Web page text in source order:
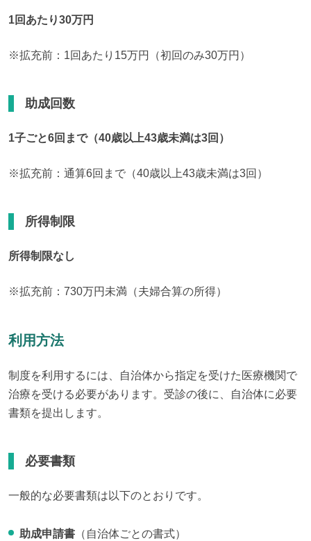
1回あたり30万円
※拡充前：1回あたり15万円（初回のみ30万円）
助成回数
1子ごと6回まで（40歳以上43歳未満は3回）
※拡充前：通算6回まで（40歳以上43歳未満は3回）
所得制限
所得制限なし
※拡充前：730万円未満（夫婦合算の所得）
利用方法
制度を利用するには、自治体から指定を受けた医療機関で
治療を受ける必要があります。受診の後に、自治体に必要
書類を提出します。
必要書類
一般的な必要書類は以下のとおりです。
助成申請書 （自治体ごとの書式）